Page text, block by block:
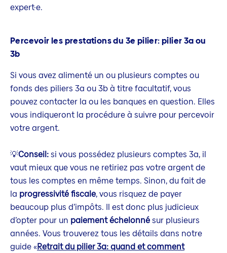
expert·e.
Percevoir les prestations du 3e pilier: pilier 3a ou
3b
Si vous avez alimenté un ou plusieurs comptes ou
fonds des piliers 3a ou 3b à titre facultatif, vous
pouvez contacter la ou les banques en question. Elles
vous indiqueront la procédure à suivre pour percevoir
votre argent.
💡Conseil:si vous possédez plusieurs comptes 3a, il
vaut mieux que vous ne retiriez pas votre argent de
tous les comptes en même temps. Sinon, du fait de
la progressivité fiscale, vous risquez de payer
beaucoup plus d’impôts. Il est donc plus judicieux
d’opter pour un paiement échelonnésur plusieurs
années. Vous trouverez tous les détails dans notre
guide «Retrait du pilier 3a: quand et comment